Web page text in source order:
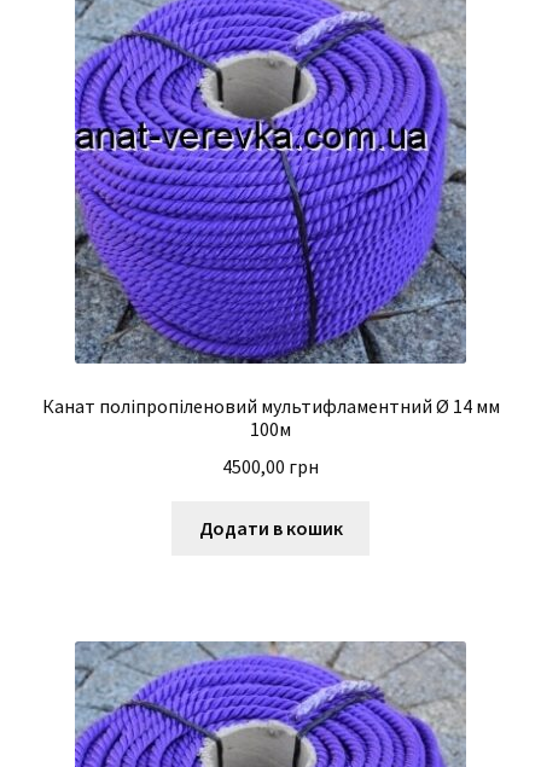
Канат поліпропіленовий мультифламентний Ø 14 мм
100м
4500,00 грн
Додати в кошик